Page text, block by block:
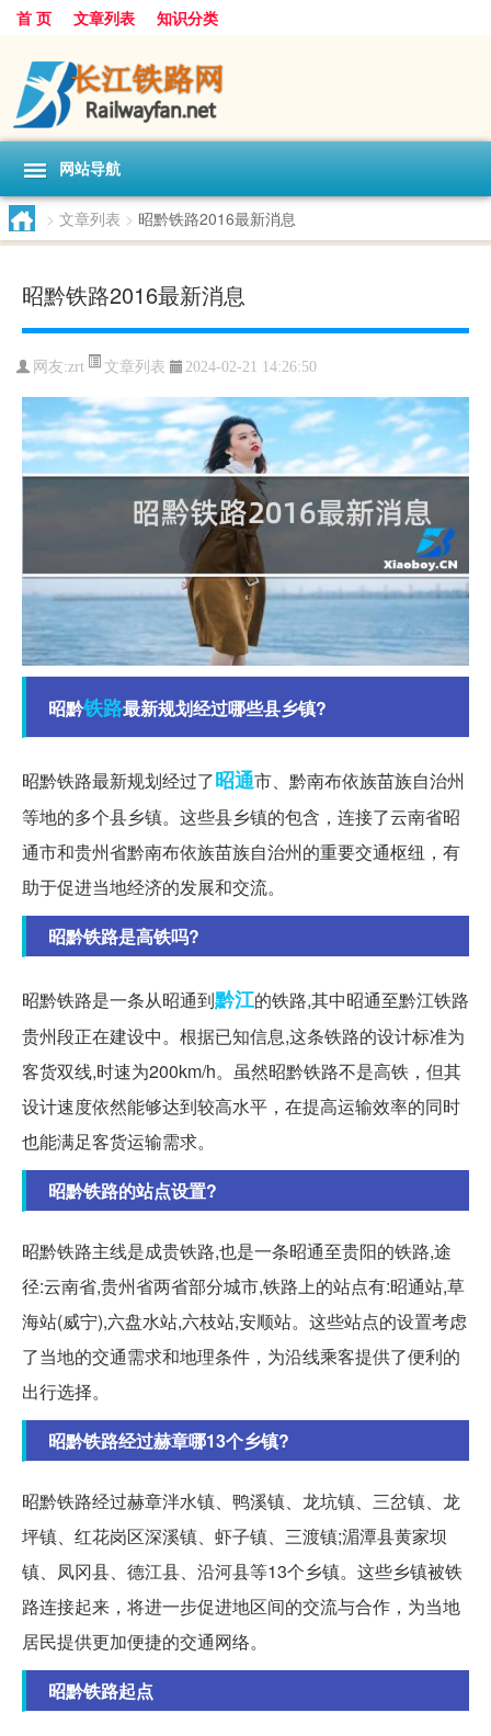
首 页 文章列表 知识分类
网站导航
> 文章列表 > 昭黔铁路2016最新消息
昭黔铁路2016最新消息
网友:zrt 文章列表 2024-02-21 14:26:50
昭黔铁路最新规划经过哪些县乡镇?
昭黔铁路最新规划经过了昭通市、黔南布依族苗族自治州
等地的多个县乡镇。这些县乡镇的包含，连接了云南省昭
通市和贵州省黔南布依族苗族自治州的重要交通枢纽，有
助于促进当地经济的发展和交流。
昭黔铁路是高铁吗?
昭黔铁路是一条从昭通到黔江的铁路,其中昭通至黔江铁路
贵州段正在建设中。根据已知信息,这条铁路的设计标准为
客货双线,时速为200km/h。虽然昭黔铁路不是高铁，但其
设计速度依然能够达到较高水平，在提高运输效率的同时
也能满足客货运输需求。
昭黔铁路的站点设置?
昭黔铁路主线是成贵铁路,也是一条昭通至贵阳的铁路,途
径:云南省,贵州省两省部分城市,铁路上的站点有:昭通站,草
海站(威宁),六盘水站,六枝站,安顺站。这些站点的设置考虑
了当地的交通需求和地理条件，为沿线乘客提供了便利的
出行选择。
昭黔铁路经过赫章哪13个乡镇?
昭黔铁路经过赫章泮水镇、鸭溪镇、龙坑镇、三岔镇、龙
坪镇、红花岗区深溪镇、虾子镇、三渡镇;湄潭县黄家坝
镇、凤冈县、德江县、沿河县等13个乡镇。这些乡镇被铁
路连接起来，将进一步促进地区间的交流与合作，为当地
居民提供更加便捷的交通网络。
昭黔铁路起点